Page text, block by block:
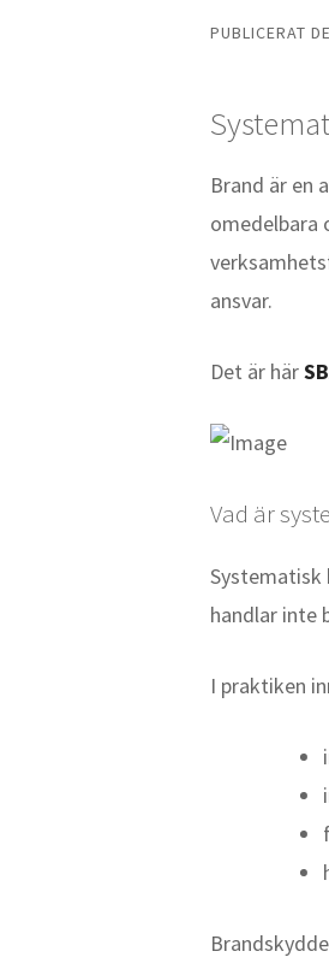
PUBLICERAT
Brand är en
omedelbara
ansvar.
Det är här
Vad är
handlar inte
I praktiken